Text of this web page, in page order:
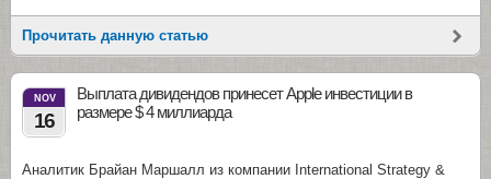
Прочитать данную статью
NOV
16
Выплата дивидендов принесет Apple инвестиции в
размере $ 4 миллиарда
Аналитик Брайан Маршалл из компании International Strategy &